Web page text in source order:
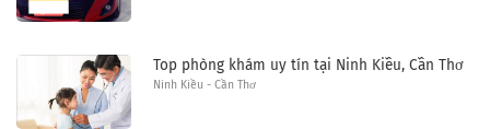
Top phòng khám uy tín tại Ninh Kiều, Cần Thơ
Ninh Kiều - Cần Thơ